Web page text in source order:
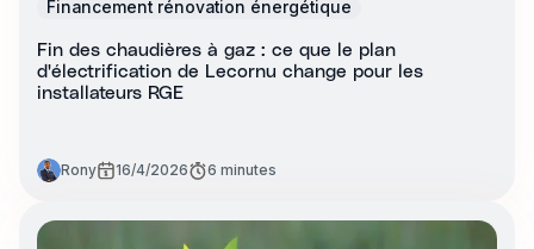
Financement rénovation énergétique
Fin des chaudières à gaz : ce que le plan
d'électrification de Lecornu change pour les
installateurs RGE
Rony 16/4/2026 6 minutes